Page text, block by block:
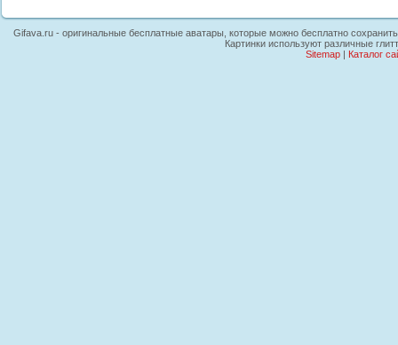
Gifava.ru - оригинальные бесплатные аватары, которые можно бесплатно
Картинки используют различные
Sitemap| Каталог